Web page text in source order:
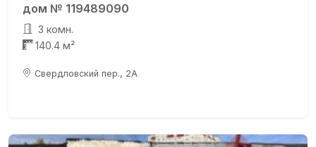
дом № 119489090
3 комн.
140.4 м²
Свердловский пер., 2А